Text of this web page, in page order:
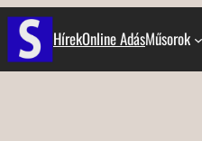
HírekOnline AdásMűsorok